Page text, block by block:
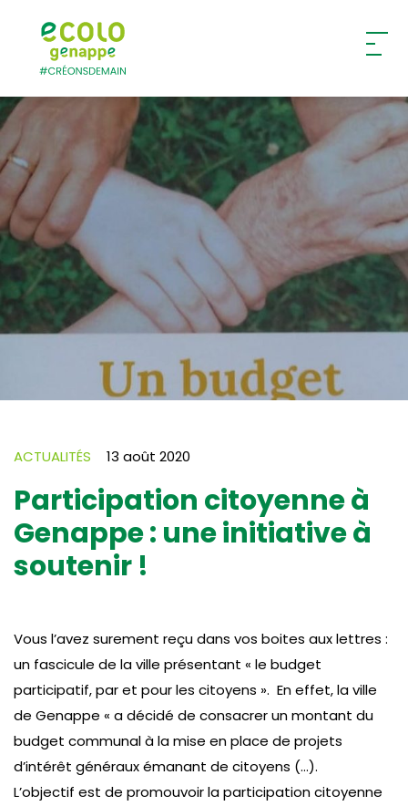
Ecolo – Genappe
ACTUALITÉS 13 août 2020
Participation citoyenne à
Genappe : une initiative à
soutenir !
Vous l’avez surement reçu dans vos boites aux lettres :
un fascicule de la ville présentant « le budget
participatif, par et pour les citoyens ». En effet, la ville
de Genappe « a décidé de consacrer un montant du
budget communal à la mise en place de projets
d’intérêt généraux émanant de citoyens (…).
L’objectif est de promouvoir la participation citoyenne